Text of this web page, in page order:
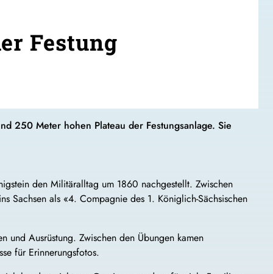
Festung
250 Meter hohen Plateau der Festungsanlage. Sie
den Militäralltag um 1860 nachgestellt. Zwischen
Sachsen als «4. Compagnie des 1. Königlich-Sächsischen
und Ausrüstung. Zwischen den Übungen kamen
für Erinnerungsfotos.